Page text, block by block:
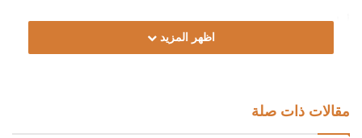
أما بعد:
اظهر المزيد
مقالات ذات صلة